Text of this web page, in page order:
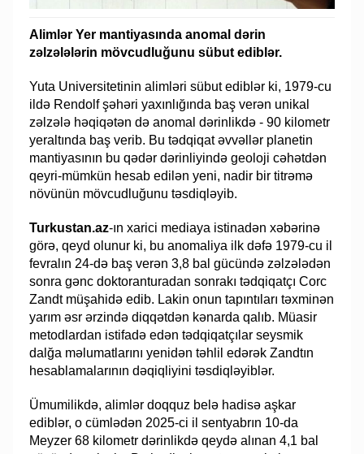
Alimlər Yer mantiyasında anomal dərin
zəlzələlərin mövcudluğunu sübut ediblər.
Yuta Universitetinin alimləri sübut ediblər ki, 1979-cu
ildə Rendolf şəhəri yaxınlığında baş verən unikal
zəlzələ həqiqətən də anomal dərinlikdə - 90 kilometr
yeraltında baş verib. Bu tədqiqat əvvəllər planetin
mantiyasının bu qədər dərinliyində geoloji cəhətdən
qeyri-mümkün hesab edilən yeni, nadir bir titrəmə
növünün mövcudluğunu təsdiqləyib.
Turkustan.az-ın xarici mediaya istinadən xəbərinə
görə, qeyd olunur ki, bu anomaliya ilk dəfə 1979-cu il
fevralın 24-də baş verən 3,8 bal gücündə zəlzələdən
sonra gənc doktoranturadan sonrakı tədqiqatçı Corc
Zandt müşahidə edib. Lakin onun tapıntıları təxminən
yarım əsr ərzində diqqətdən kənarda qalıb. Müasir
metodlardan istifadə edən tədqiqatçılar seysmik
dalğa məlumatlarını yenidən təhlil edərək Zandtın
hesablamalarının dəqiqliyini təsdiqləyiblər.
Ümumilikdə, alimlər doqquz belə hadisə aşkar
ediblər, o cümlədən 2025-ci il sentyabrın 10-da
Meyzer 68 kilometr dərinlikdə qeydə alınan 4,1 bal